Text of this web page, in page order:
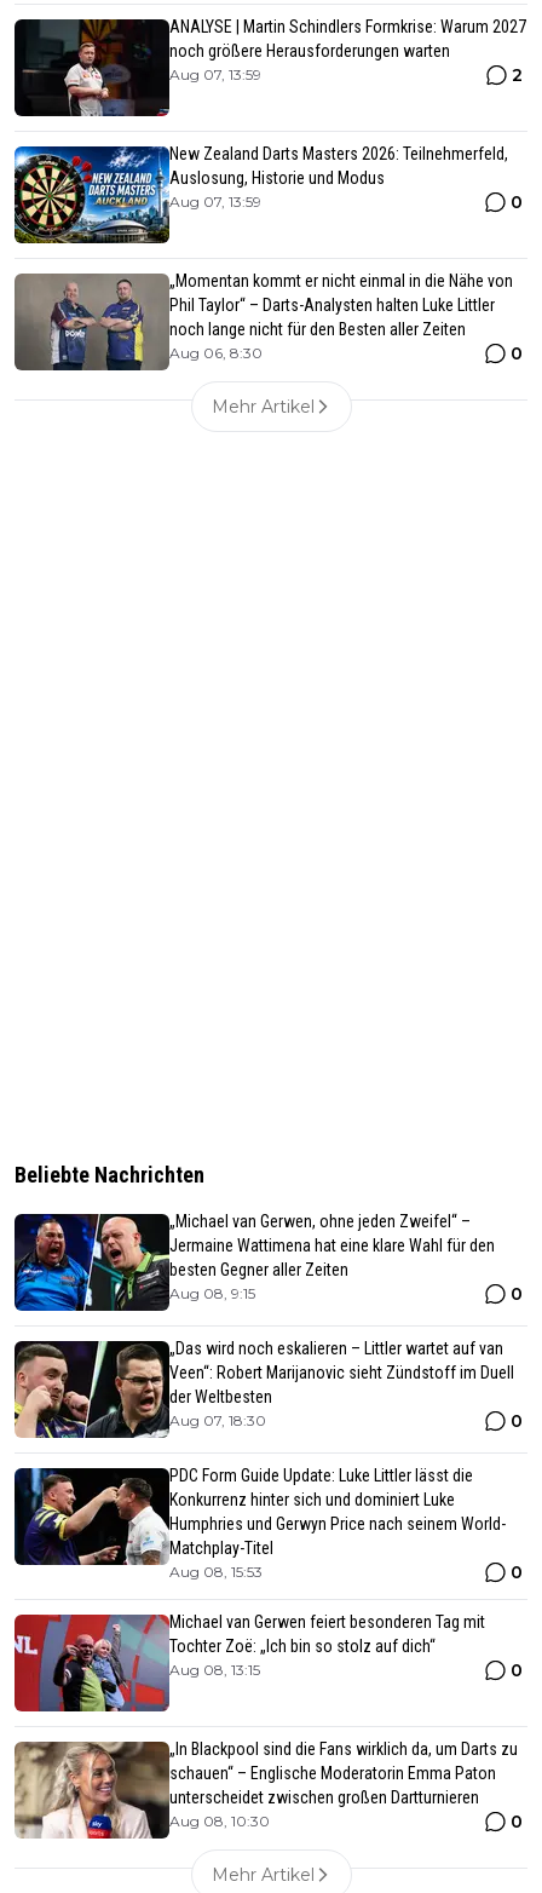
ANALYSE | Martin Schindlers Formkrise: Warum 2027
noch größere Herausforderungen warten
Aug 07, 13:59 2
New Zealand Darts Masters 2026: Teilnehmerfeld,
Auslosung, Historie und Modus
Aug 07, 13:59 0
„Momentan kommt er nicht einmal in die Nähe von
Phil Taylor“ – Darts-Analysten halten Luke Littler
noch lange nicht für den Besten aller Zeiten
Aug 06, 8:30 0
Mehr Artikel
Beliebte Nachrichten
„Michael van Gerwen, ohne jeden Zweifel“ –
Jermaine Wattimena hat eine klare Wahl für den
besten Gegner aller Zeiten
Aug 08, 9:15 0
„Das wird noch eskalieren – Littler wartet auf van
Veen“: Robert Marijanovic sieht Zündstoff im Duell
der Weltbesten
Aug 07, 18:30 0
PDC Form Guide Update: Luke Littler lässt die
Konkurrenz hinter sich und dominiert Luke
Humphries und Gerwyn Price nach seinem World-
Matchplay-Titel
Aug 08, 15:53 0
Michael van Gerwen feiert besonderen Tag mit
Tochter Zoë: „Ich bin so stolz auf dich“
Aug 08, 13:15 0
„In Blackpool sind die Fans wirklich da, um Darts zu
schauen“ – Englische Moderatorin Emma Paton
unterscheidet zwischen großen Dartturnieren
Aug 08, 10:30 0
Mehr Artikel